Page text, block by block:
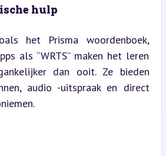
hulp
het Prisma woordenboek,
als “WRTS” maken het leren
dan ooit. Ze bieden
audio -uitspraak en direct